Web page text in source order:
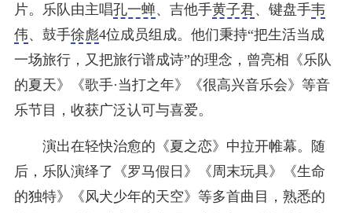
片。乐队由主唱孔一蝉、吉他手黄子君、键盘手韦
伟、鼓手徐彪4位成员组成。他们秉持“把生活当成
一场旅行，又把旅行谱成诗”的理念，曾亮相《乐队
的夏天》《歌手·当打之年》《很高兴音乐会》等音
乐节目，收获广泛认可与喜爱。
演出在轻快治愈的《夏之恋》中拉开帷幕。随
后，乐队演绎了《罗马假日》《周末玩具》《生命
的独特》《风犬少年的天空》等多首曲目，熟悉的